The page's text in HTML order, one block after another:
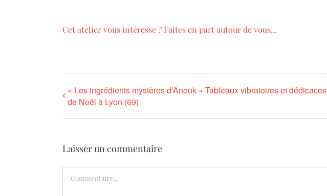
Cet atelier vous intéresse ? Faites en part autour de vous...
« Les ingrédients mystères d’Anouk » Tableaux vibratoires et dédicaces
de Noël à Lyon (69)
Laisser un commentaire
Commentaire